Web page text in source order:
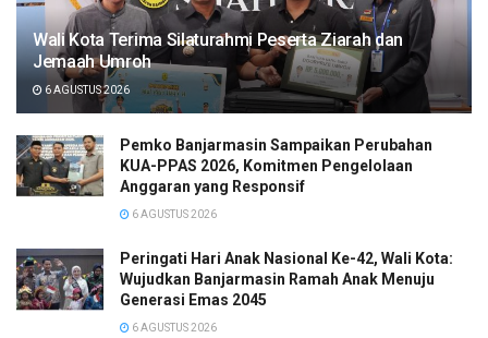
Wali Kota Terima Silaturahmi Peserta Ziarah dan
Jemaah Umroh
6 AGUSTUS 2026
Pemko Banjarmasin Sampaikan Perubahan
KUA-PPAS 2026, Komitmen Pengelolaan
Anggaran yang Responsif
6 AGUSTUS 2026
Peringati Hari Anak Nasional Ke-42, Wali Kota:
Wujudkan Banjarmasin Ramah Anak Menuju
Generasi Emas 2045
6 AGUSTUS 2026